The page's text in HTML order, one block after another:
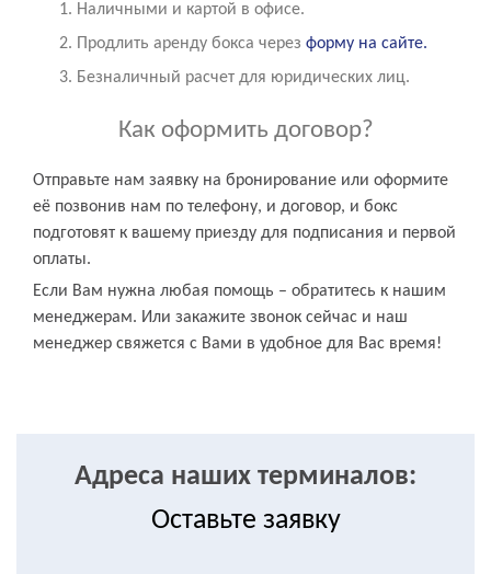
Наличными и картой в офисе.
Продлить аренду бокса через форму на сайте.
Безналичный расчет для юридических лиц.
Как оформить договор?
Отправьте нам заявку на бронирование или оформите
её позвонив нам по телефону, и договор, и бокс
подготовят к вашему приезду для подписания и первой
оплаты.
Если Вам нужна любая помощь – обратитесь к нашим
менеджерам. Или закажите звонок сейчас и наш
менеджер свяжется с Вами в удобное для Вас время!
Адреса наших терминалов:
Оставьте заявку